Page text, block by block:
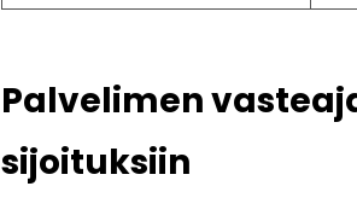
Palvelimen
sijoituksiin